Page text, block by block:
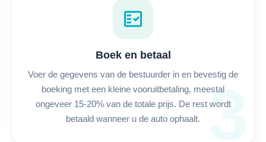
3
fact_check
Boek en betaal
Voer de gegevens van de bestuurder in en bevestig de
boeking met een kleine vooruitbetaling, meestal
ongeveer 15-20% van de totale prijs. De rest wordt
betaald wanneer u de auto ophaalt.